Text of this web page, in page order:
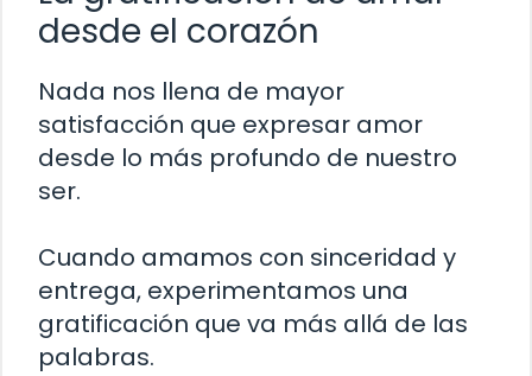
desde el corazón
Nada nos llena de mayor
satisfacción que expresar amor
desde lo más profundo de nuestro
ser.
Cuando amamos con sinceridad y
entrega, experimentamos una
gratificación que va más allá de las
palabras.